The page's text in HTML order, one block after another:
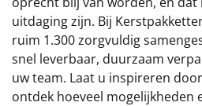
Alle kerstpakketten 2026
Thema
Origineel
uitdaging zijn. Bij
ruim 1.300 zorgvuldig
snel leverbaar, duurzaam
uw team. Laat u inspireren
ontdek hoeveel mogelijkheden